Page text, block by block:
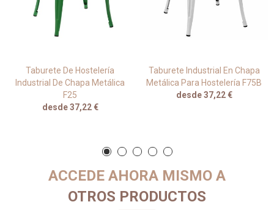
Taburete De Hostelería
Industrial De Chapa Metálica
F25
desde 37,22 €
Taburete Industrial En Chapa
Metálica Para Hostelería F75B
desde 37,22 €
ACCEDE AHORA MISMO A
OTROS PRODUCTOS